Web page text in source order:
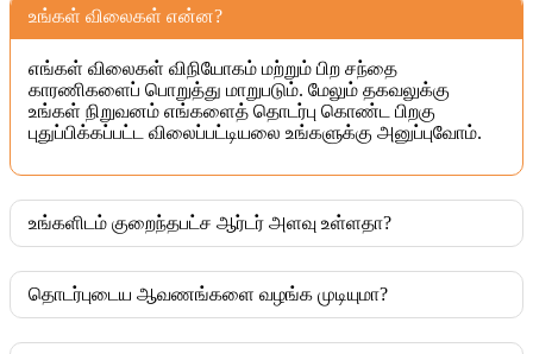
உங்கள் விலைகள் என்ன?
எங்கள் விலைகள் விநியோகம் மற்றும் பிற சந்தை
காரணிகளைப் பொறுத்து மாறுபடும். மேலும் தகவலுக்கு
உங்கள் நிறுவனம் எங்களைத் தொடர்பு கொண்ட பிறகு
புதுப்பிக்கப்பட்ட விலைப்பட்டியலை உங்களுக்கு அனுப்புவோம்.
உங்களிடம் குறைந்தபட்ச ஆர்டர் அளவு உள்ளதா?
தொடர்புடைய ஆவணங்களை வழங்க முடியுமா?